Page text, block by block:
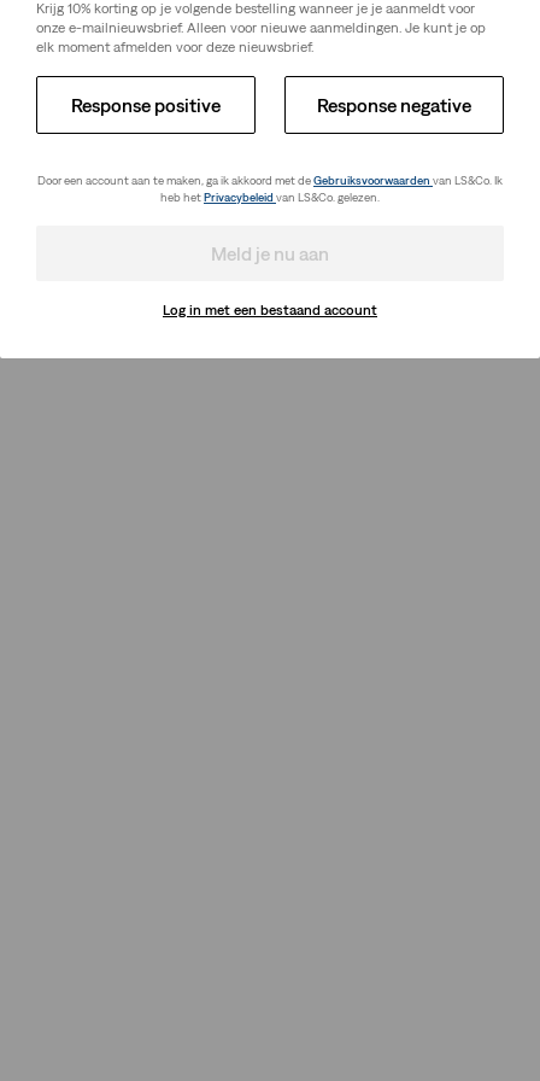
Krijg 10% korting op je volgende bestelling wanneer je je aanmeldt voor
onze e-mailnieuwsbrief. Alleen voor nieuwe aanmeldingen. Je kunt je op
elk moment afmelden voor deze nieuwsbrief.
Response positive Response negative
Door een account aan te maken, ga ik akkoord met deGebruiksvoorwaarden van LS&Co. Ik
heb hetPrivacybeleid van LS&Co. gelezen.
Meld je nu aan
Log in met een bestaand account